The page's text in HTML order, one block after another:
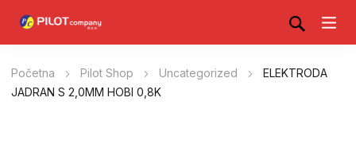
Početna Pilot Shop Uncategorized
ELEKTRODA
JADRAN S 2,0MM HOBI 0,8K